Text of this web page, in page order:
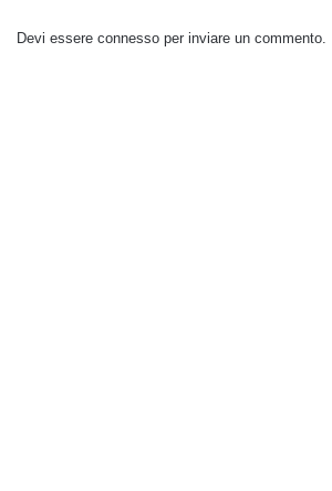
Devi essere connesso per inviare un commento.